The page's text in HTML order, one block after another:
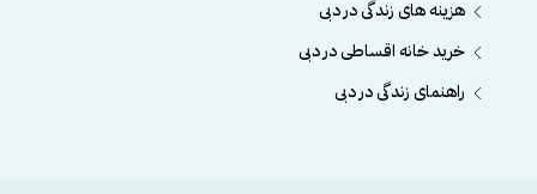
هزینه های زندگی در دبی
خرید خانه اقساطی در دبی
راهنمای زندگی در دبی